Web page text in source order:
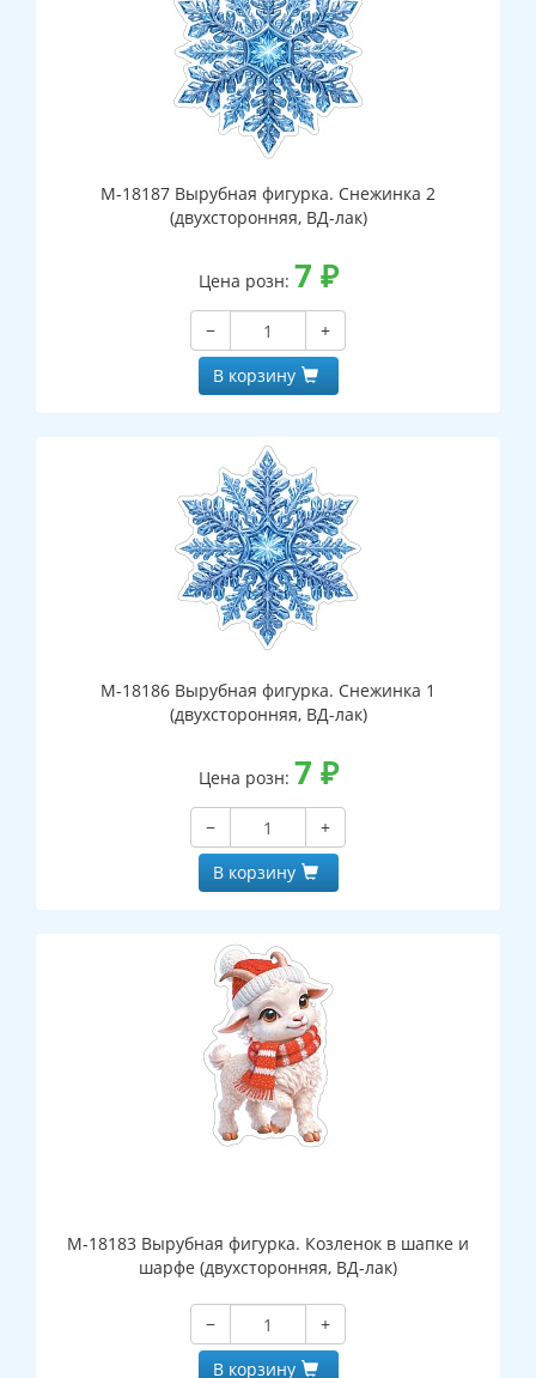
М-18187 Вырубная фигурка. Снежинка 2
(двухсторонняя, ВД-лак)
Цена розн: 7 ₽
−
+
В корзину
М-18186 Вырубная фигурка. Снежинка 1
(двухсторонняя, ВД-лак)
Цена розн: 7 ₽
−
+
В корзину
М-18183 Вырубная фигурка. Козленок в шапке и
шарфе (двухсторонняя, ВД-лак)
−
+
В корзину